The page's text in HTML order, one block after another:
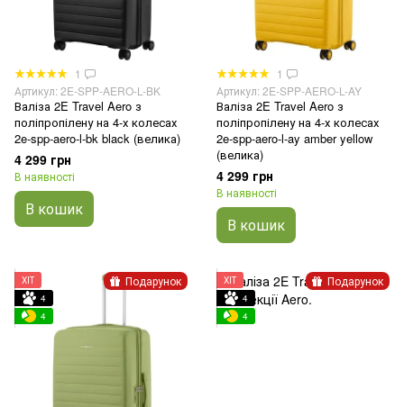
1
Артикул: 2E-SPP-AERO-L-BK
Валіза 2E Travel Aero з
поліпропілену на 4-х колесах
2e-spp-aero-l-bk black (велика)
4 299 грн
В наявності
В кошик
1
Артикул: 2E-SPP-AERO-L-AY
Валіза 2E Travel Aero з
поліпропілену на 4-х колесах
2e-spp-aero-l-ay amber yellow
(велика)
4 299 грн
В наявності
В кошик
Подарунок
ХІТ
4
4
Подарунок
ХІТ
4
4